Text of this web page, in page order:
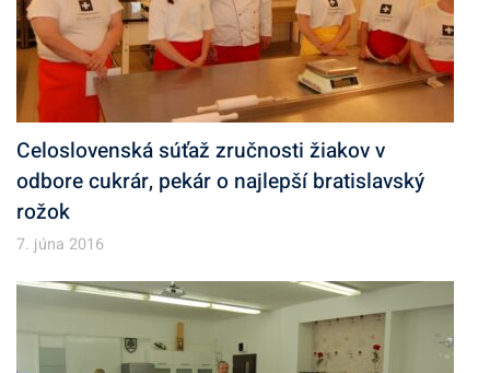
Celoslovenská súťaž zručnosti žiakov v
odbore cukrár, pekár o najlepší bratislavský
rožok
7. júna 2016